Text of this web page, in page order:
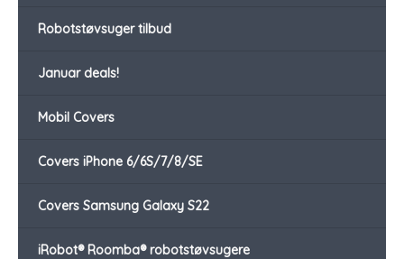
Robotstøvsuger tilbud
Januar deals!
Mobil Covers
Covers iPhone 6/6S/7/8/SE
Covers Samsung Galaxy S22
iRobot® Roomba® robotstøvsugere